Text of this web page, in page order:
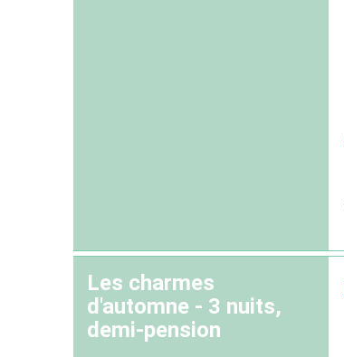
Les charmes
d'automne - 3 nuits,
demi-pension